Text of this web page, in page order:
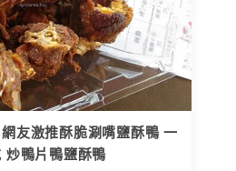
友激推酥脆涮嘴鹽酥鴨 一
炒鴨片鴨鹽酥鴨